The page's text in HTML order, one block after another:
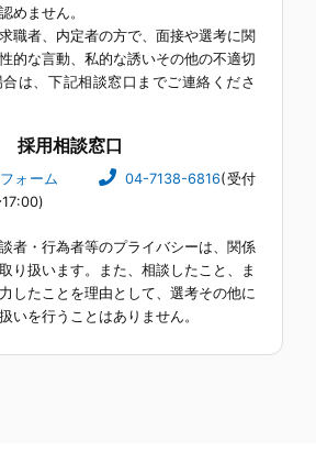
めません。
職者、内定者の方で、面接や選考に関
的な言動、私的な誘いその他の不適切
は、下記相談窓口までご連絡くださ
採用相談窓口
ォーム 04-7138-6816(受付
者・行為者等のプライバシーは、関係
り扱います。また、相談したこと、ま
したことを理由として、選考その他に
いを行うことはありません。